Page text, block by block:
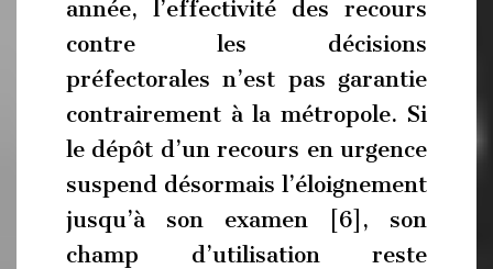
année, l’effectivité des recours
contre les décisions
préfectorales n’est pas garantie
contrairement à la métropole. Si
le dépôt d’un recours en urgence
suspend désormais l’éloignement
jusqu’à son examen [6], son
champ d’utilisation reste